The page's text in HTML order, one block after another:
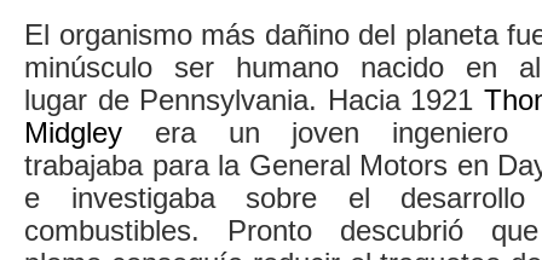
El organismo más dañino del planeta
minúsculo ser humano nacido en
lugar de Pennsylvania. Hacia 1921
Midgley era un joven ingeniero
trabajaba para la General Motors en
e investigaba sobre el
combustibles. Pronto descubrió